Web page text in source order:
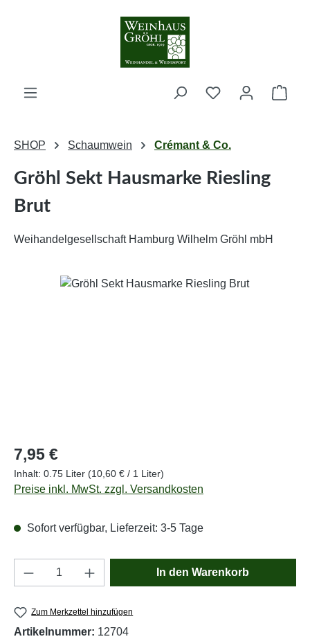
Zum Hauptinhalt springen
SHOP Schaumwein Crémant & Co.
Gröhl Sekt Hausmarke Riesling
Brut
Weihandelgesellschaft Hamburg Wilhelm Gröhl mbH
Bildergalerie überspringen
Regulärer Preis:
7,95 €
Inhalt: 0.75 Liter (10,60 € / 1 Liter)
Preise inkl. MwSt. zzgl. Versandkosten
Sofort verfügbar, Lieferzeit: 3-5 Tage
Produkt Anzahl: Gib den gewünschten
In den Warenkorb
Zum Merkzettel hinzufügen
Artikelnummer: 12704